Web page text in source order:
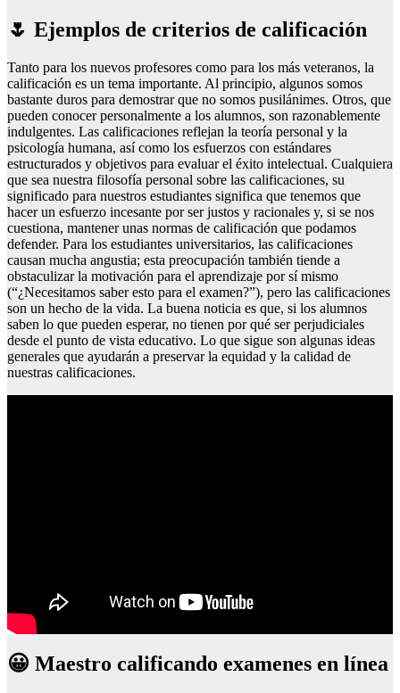
🌷 Ejemplos de criterios de calificación
Tanto para los nuevos profesores como para los más veteranos, la
calificación es un tema importante. Al principio, algunos somos
bastante duros para demostrar que no somos pusilánimes. Otros, que
pueden conocer personalmente a los alumnos, son razonablemente
indulgentes. Las calificaciones reflejan la teoría personal y la
psicología humana, así como los esfuerzos con estándares
estructurados y objetivos para evaluar el éxito intelectual. Cualquiera
que sea nuestra filosofía personal sobre las calificaciones, su
significado para nuestros estudiantes significa que tenemos que
hacer un esfuerzo incesante por ser justos y racionales y, si se nos
cuestiona, mantener unas normas de calificación que podamos
defender. Para los estudiantes universitarios, las calificaciones
causan mucha angustia; esta preocupación también tiende a
obstaculizar la motivación para el aprendizaje por sí mismo
(“¿Necesitamos saber esto para el examen?”), pero las calificaciones
son un hecho de la vida. La buena noticia es que, si los alumnos
saben lo que pueden esperar, no tienen por qué ser perjudiciales
desde el punto de vista educativo. Lo que sigue son algunas ideas
generales que ayudarán a preservar la equidad y la calidad de
nuestras calificaciones.
😀 Maestro calificando examenes en línea